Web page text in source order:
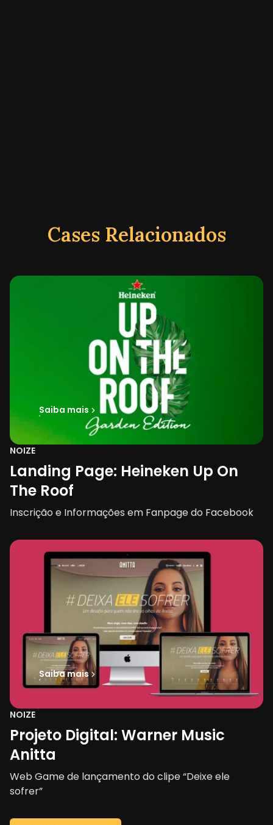
Cases Relacionados
Saiba mais
NOIZE
Landing Page: Heineken Up On
The Roof
Inscrição e Informações em Fanpage do Facebook
Saiba mais
NOIZE
Projeto Digital: Warner Music
Anitta
Web Game de lançamento do clipe “Deixe ele
sofrer”